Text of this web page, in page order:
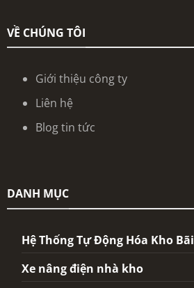
VỀ CHÚNG TÔI
Giới thiệu công ty
Liên hệ
Blog tin tức
DANH MỤC
Hệ Thống Tự Động Hóa Kho Bãi
Xe nâng điện nhà kho